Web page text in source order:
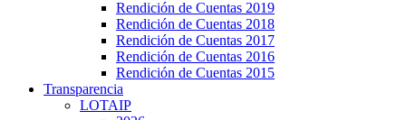
Rendición de Cuentas 2019
Rendición de Cuentas 2018
Rendición de Cuentas 2017
Rendición de Cuentas 2016
Rendición de Cuentas 2015
Transparencia
LOTAIP